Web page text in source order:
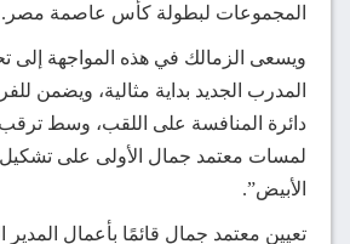
المجموعات لبطولة كأس عاصمة مصر .
ويسعى الزمالك في هذه المواجهة إلى
المدرب الجديد بداية مثالية، ويضمن
دائرة المنافسة على اللقب، وسط
لمسات معتمد جمال الأولى على تشكيل
الأبيض”.
تعيين معتمد جمال قائمًا بأعمال المدير